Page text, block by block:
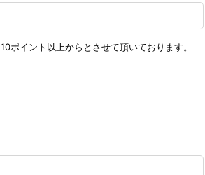
ポイント以上からとさせて頂いております。